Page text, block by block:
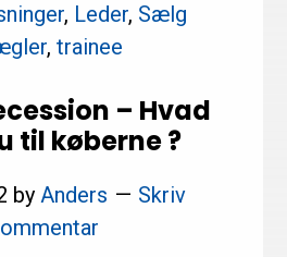
bankhenvisningerne
, Leder, Sælg
,trainee
– Hvad
til køberne ?
by Anders
Skriv